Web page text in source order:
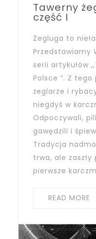
Tawerny
część I
Żegluga to
Przedstawiamy
serii artykułów
Polsce ”. Z
żeglarze i
niegdyś w
Odpoczywali,
gawędzili i
Tradycja
trwa, ale zaszły
pierwsze
READ MORE